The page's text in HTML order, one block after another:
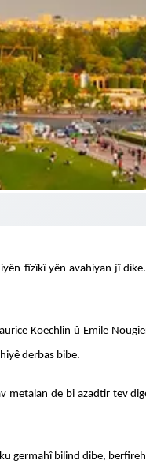
fîzîkî yên avahiyan jî
Koechlin û Emile
derbas bibe.
de bi azadtir tev
germahî bilind dibe,